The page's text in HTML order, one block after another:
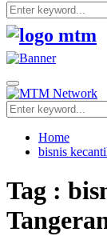
Search
for:
Facebook
Twitter
Youtube
Primary
Menu
Search
for:
Home
bisnis
Tag :